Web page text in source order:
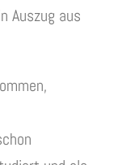
Auszug aus